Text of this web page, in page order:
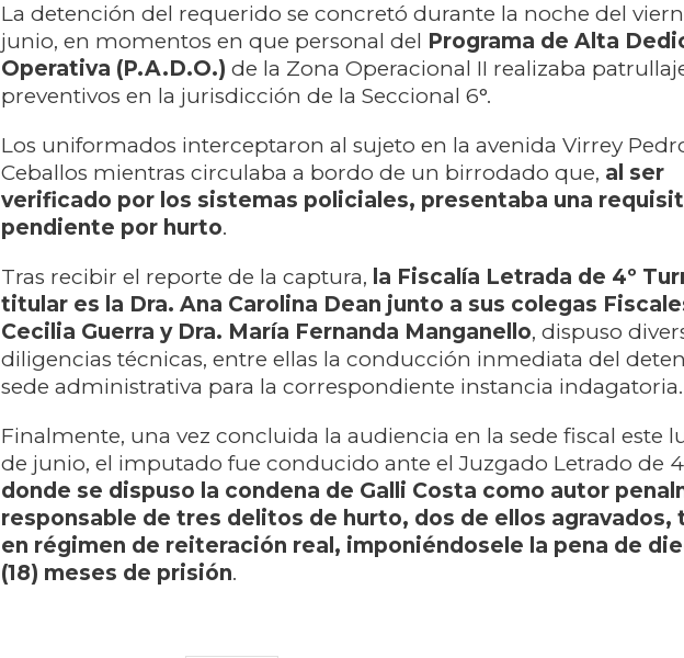
La detención del requerido se concretó durante la noche del
junio, en momentos en que personal del Programa de Alta
Operativa (P.A.D.O.) de la Zona Operacional II realizaba
preventivos en la jurisdicción de la Seccional 6°.
Los uniformados interceptaron al sujeto en la avenida Virrey
Ceballos mientras circulaba a bordo de un birrodado que, al ser
verificado por los sistemas policiales, presentaba una
pendiente por hurto.
Tras recibir el reporte de la captura, la Fiscalía Letrada de 4º
titular es la Dra. Ana Carolina Dean junto a sus colegas
Cecilia Guerra y Dra. María Fernanda Manganello, dispuso
diligencias técnicas, entre ellas la conducción inmediata del
sede administrativa para la correspondiente instancia indagatoria.
Finalmente, una vez concluida la audiencia en la sede fiscal este
de junio, el imputado fue conducido ante el Juzgado Letrado de
donde se dispuso la condena de Galli Costa como autor
responsable de tres delitos de hurto, dos de ellos agravados,
en régimen de reiteración real, imponiéndosele la pena de
(18) meses de prisión.